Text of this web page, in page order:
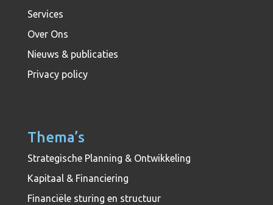
Services
Over Ons
Nieuws & publicaties
Privacy policy
Thema’s
Strategische Planning & Ontwikkeling
Kapitaal & Financiering
Financiële sturing en structuur